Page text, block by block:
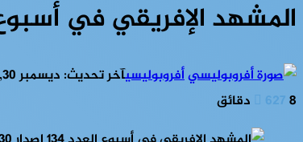
المشهد الإفريقي في أسبوع: العدد 134 إصدار
أفروبوليسيآخر تحديث: ديسمبر 30, 2024
6278 دقائق